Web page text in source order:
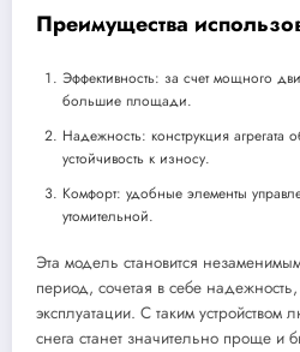
Преимущества
Эффективность: за счет мощного
большие площади.
Надежность: конструкция агрегата
устойчивость к износу.
Комфорт: удобные элементы
утомительной.
Эта модель становится
период, сочетая в себе
эксплуатации. С таким устройством
снега станет значительно проще и